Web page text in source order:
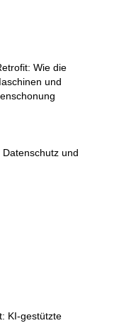
Wie die
und
und
KI-gestützte